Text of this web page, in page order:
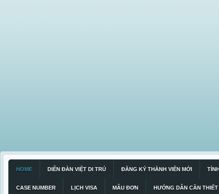
HOME DIỄN ĐÀN VIỆT DI TRÚ ĐĂNG KÝ THÀNH VIÊN MỚI
CASE NUMBER LỊCH VISA MẪU ĐƠN HƯỚNG DẪN CẦN THIẾT